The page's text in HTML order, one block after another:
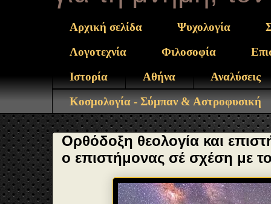
Αρχική σελίδα Ψυχολογία
Λογοτεχνία
Φιλοσοφία
Ιστορία
Αθήνα
Αναλύσεις
Κοσμολογία - Σύμπαν & Αστροφυσική
Ορθόδοξη θεολογία και
ο επιστήμονας σέ σχέση με